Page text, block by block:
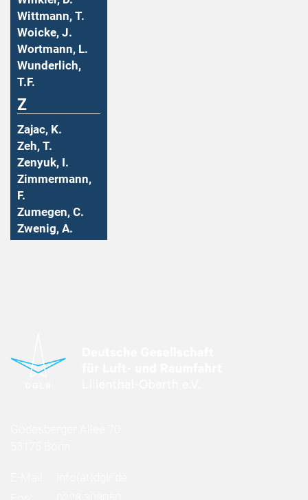
Wittmann, T.
Woicke, J.
Wortmann, L.
Wunderlich,
T.F.
Z
Zajac, K.
Zeh, T.
Zenyuk, I.
Zimmermann,
F.
Zumegen, C.
Zwenig, A.